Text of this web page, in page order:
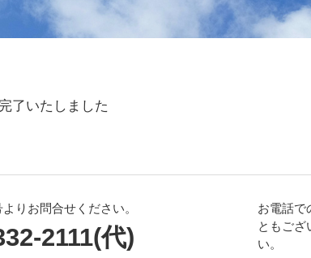
了いたしました
りお問合せください。
2111(代)
お電話で
ともござ
い。